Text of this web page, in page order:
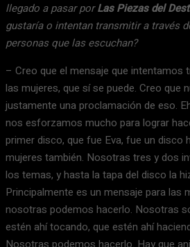
llegado a pasar porLas Piezas del
gustaría o intentan transmitir a través
personas que las escuchan?
– Creo que el mensaje que intentamos
las mujeres, que sí se puede. Creo que
justamente una proclamación de eso.
nos esforzamos mucho para lograr
primer disco, que fue Eva, fue un disco
mujeres también. Nosotras tres y dos
los temas, y hasta la tapa del disco la
Principalmente es un mensaje para las
nosotras podemos hacerlo. Nosotras
estén ahí tocando, que estén ahí